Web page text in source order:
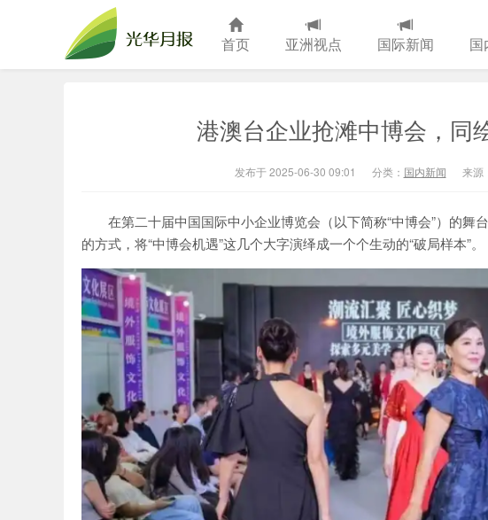
首页 亚洲视点 国际新闻 国
港澳台企业抢滩中博会，同
发布于 2025-06-30 09:01 分类： 国内新闻 来源
在第二十届中国国际中小企业博览会（以下简称“中博会”）的
的方式，将“中博会机遇”这几个大字演绎成一个个生动的“破局样本”。